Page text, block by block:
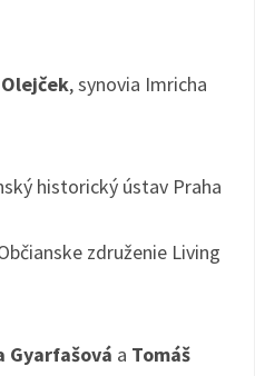
, synovia Imricha
historický ústav Praha
združenie Living
Gyarfašová a Tomáš